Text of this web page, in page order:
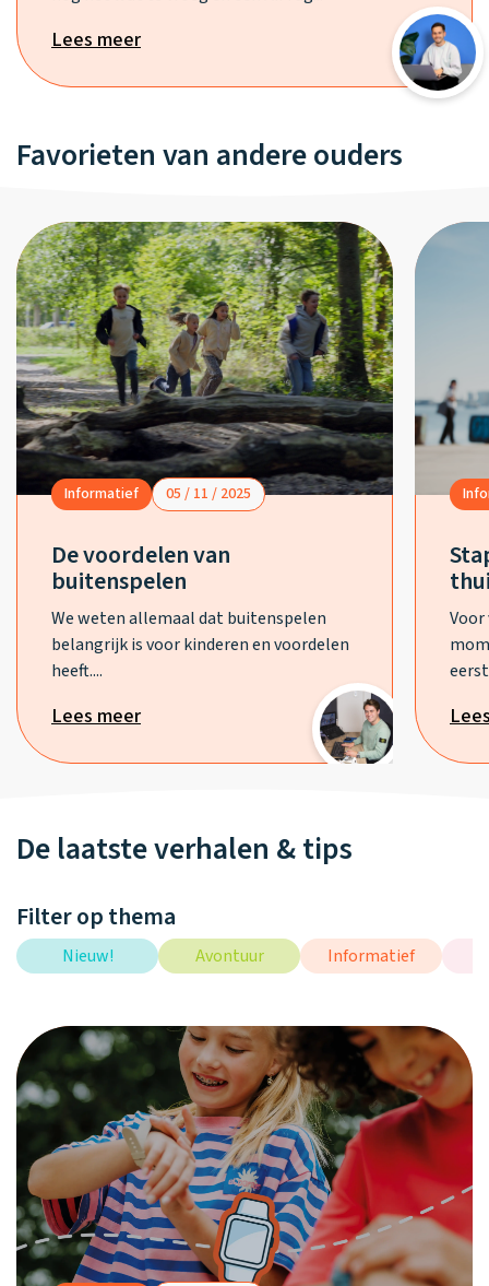
Lees meer
Favorieten van andere ouders
Informatief 05 / 11 / 2025
De voordelen van
buitenspelen
We weten allemaal dat buitenspelen
belangrijk is voor kinderen en voordelen
heeft....
Lees meer
De laatste verhalen & tips
Filter op thema
Nieuw! Avontuur Informatief